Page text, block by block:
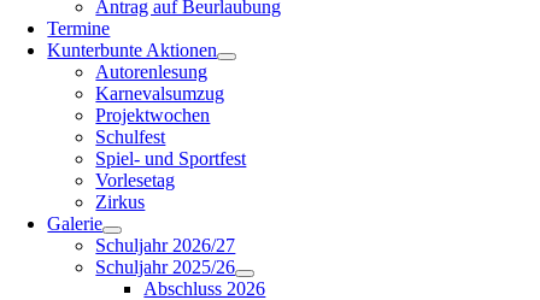
Antrag auf Beurlaubung
Termine
Kunterbunte Aktionen
Autorenlesung
Karnevalsumzug
Projektwochen
Schulfest
Spiel- und Sportfest
Vorlesetag
Zirkus
Galerie
Schuljahr 2026/27
Schuljahr 2025/26
Abschluss 2026